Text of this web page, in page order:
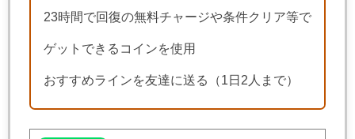
23時間で回復の無料チャージや条件クリア等で
ゲットできるコインを使用
おすすめラインを友達に送る（1日2人まで）